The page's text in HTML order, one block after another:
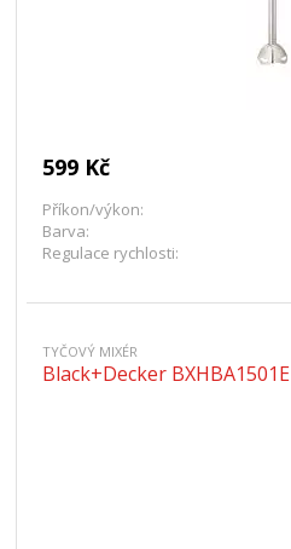
599 Kč
Příkon/výkon:
Barva:
Regulace rychlosti:
TYČOVÝ MIXÉR
Black+Decker BXHBA1501E